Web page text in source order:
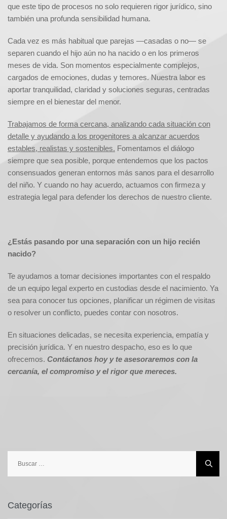
que este tipo de procesos no solo requieren rigor jurídico, sino
también una profunda sensibilidad humana.
Cada vez es más habitual que parejas —casadas o no— se
separen cuando el hijo aún no ha nacido o en los primeros
meses de vida. Son momentos especialmente complejos,
cargados de emociones, dudas y temores. Nuestra labor es
aportar tranquilidad, claridad y soluciones seguras, centradas
siempre en el bienestar del menor.
Trabajamos de forma cercana, analizando cada situación con
detalle y ayudando a los progenitores a alcanzar acuerdos
estables, realistas y sostenibles. Fomentamos el diálogo
siempre que sea posible, porque entendemos que los pactos
consensuados generan entornos más sanos para el desarrollo
del niño. Y cuando no hay acuerdo, actuamos con firmeza y
estrategia legal para defender los derechos de nuestro cliente.
¿Estás pasando por una separación con un hijo recién
nacido?
Te ayudamos a tomar decisiones importantes con el respaldo
de un equipo legal experto en custodias desde el nacimiento. Ya
sea para conocer tus opciones, planificar un régimen de visitas
o resolver un conflicto, puedes contar con nosotros.
En situaciones delicadas, se necesita experiencia, empatía y
precisión jurídica. Y en nuestro despacho, eso es lo que
ofrecemos. Contáctanos hoy y te asesoraremos con la
cercanía, el compromiso y el rigor que mereces.
Categorías